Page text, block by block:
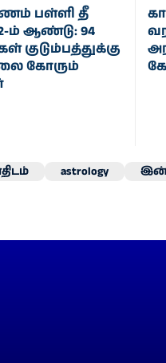
பள்ளி தீ
ம் ஆண்டு: 94
குடும்பத்துக்கு
கோரும்
astrology